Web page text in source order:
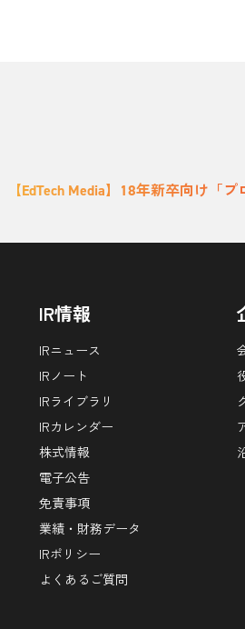
【EdTech Media】18年新卒向け「
IR情報
IRニュース
IRノート
IRライブラリ
IRカレンダー
株式情報
電子公告
免責事項
業績・財務データ
IRポリシー
よくあるご質問